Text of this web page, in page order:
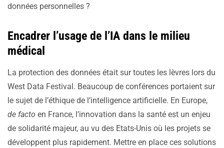
données personnelles ?
Encadrer l’usage de l’IA dans le milieu
médical
La protection des données était sur toutes les lèvres lors du
West Data Festival. Beaucoup de conférences portaient sur
le sujet de l’éthique de l’intelligence artificielle. En Europe,
de facto en France, l’innovation dans la santé est un enjeu
de solidarité majeur, au vu des Etats-Unis où les projets se
développent plus rapidement. Mettre en place ces solutions